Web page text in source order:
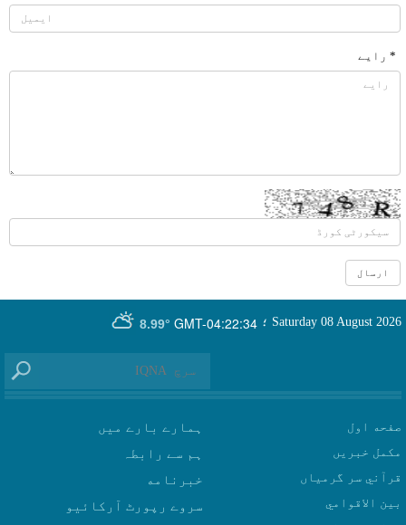
* رایے
GMT-04:22:34
8.99° Saturday 08 August 2026 ؛
صفحه اول
مکمل خبریں
قرآني سر گرمياں
بين الاقوامي
ہمارے بارے میں
ہم سے رابطہ
سروے رپورٹ آرکائیو